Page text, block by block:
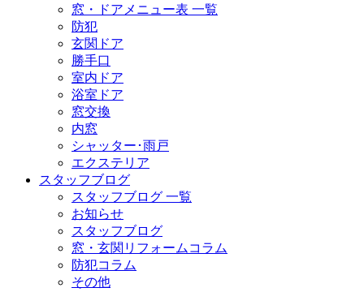
窓・ドアメニュー表 一覧
防犯
玄関ドア
勝手口
室内ドア
浴室ドア
窓交換
内窓
シャッター･雨戸
エクステリア
スタッフブログ
スタッフブログ 一覧
お知らせ
スタッフブログ
窓・玄関リフォームコラム
防犯コラム
その他